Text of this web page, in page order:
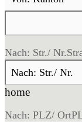
Nach: Str./ Nr.
home
Nach: PLZ/ Ort